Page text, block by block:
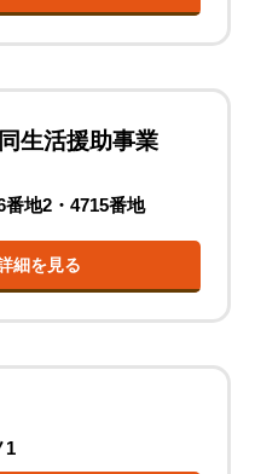
生活援助事業
地2・4715番地
細を見る
1